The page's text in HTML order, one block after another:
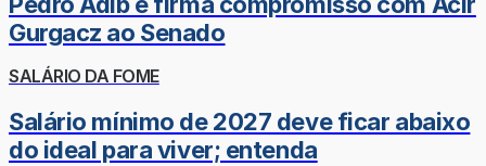
Gurgacz ao Senado
SALÁRIO DA FOME
Salário mínimo de 2027 deve ficar abaixo
do ideal para viver; entenda